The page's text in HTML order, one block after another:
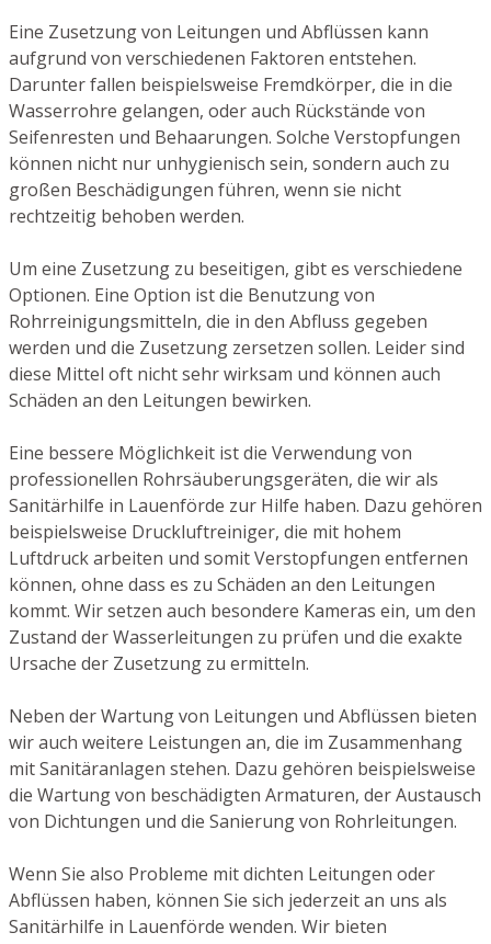
Eine Zusetzung von Leitungen und Abflüssen kann
aufgrund von verschiedenen Faktoren entstehen.
Darunter fallen beispielsweise Fremdkörper, die in die
Wasserrohre gelangen, oder auch Rückstände von
Seifenresten und Behaarungen. Solche Verstopfungen
können nicht nur unhygienisch sein, sondern auch zu
großen Beschädigungen führen, wenn sie nicht
rechtzeitig behoben werden.
Um eine Zusetzung zu beseitigen, gibt es verschiedene
Optionen. Eine Option ist die Benutzung von
Rohrreinigungsmitteln, die in den Abfluss gegeben
werden und die Zusetzung zersetzen sollen. Leider sind
diese Mittel oft nicht sehr wirksam und können auch
Schäden an den Leitungen bewirken.
Eine bessere Möglichkeit ist die Verwendung von
professionellen Rohrsäuberungsgeräten, die wir als
Sanitärhilfe in Lauenförde zur Hilfe haben. Dazu gehören
beispielsweise Druckluftreiniger, die mit hohem
Luftdruck arbeiten und somit Verstopfungen entfernen
können, ohne dass es zu Schäden an den Leitungen
kommt. Wir setzen auch besondere Kameras ein, um den
Zustand der Wasserleitungen zu prüfen und die exakte
Ursache der Zusetzung zu ermitteln.
Neben der Wartung von Leitungen und Abflüssen bieten
wir auch weitere Leistungen an, die im Zusammenhang
mit Sanitäranlagen stehen. Dazu gehören beispielsweise
die Wartung von beschädigten Armaturen, der Austausch
von Dichtungen und die Sanierung von Rohrleitungen.
Wenn Sie also Probleme mit dichten Leitungen oder
Abflüssen haben, können Sie sich jederzeit an uns als
Sanitärhilfe in Lauenförde wenden. Wir bieten